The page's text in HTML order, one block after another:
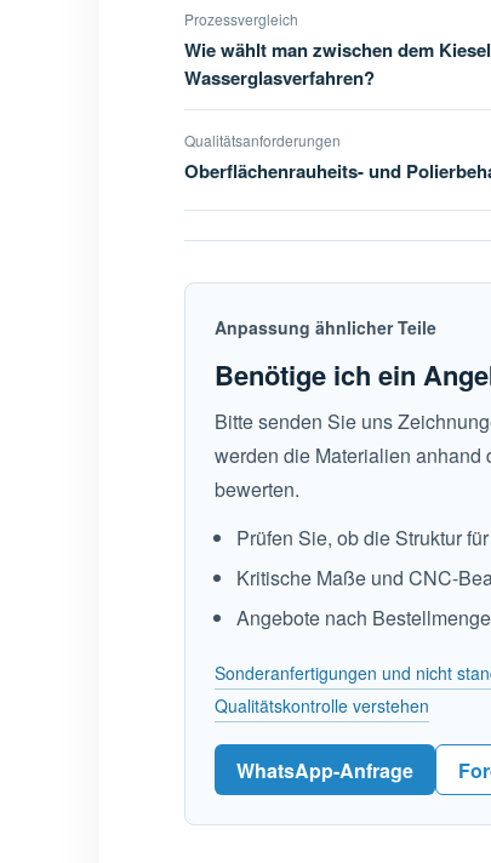
Prozessvergleich
Wie wählt man zwischen dem
Wasserglasverfahren?
Qualitätsanforderungen
Oberflächenrauheits- und
Anpassung ähnlicher Teile
Benötige ich ein
Bitte senden Sie uns
werden die Materialien anhand
bewerten.
Prüfen Sie, ob die Struktur
Kritische Maße und CNC-
Angebote nach
Sonderanfertigungen und nicht
Qualitätskontrolle verstehen
WhatsApp-Anfrage